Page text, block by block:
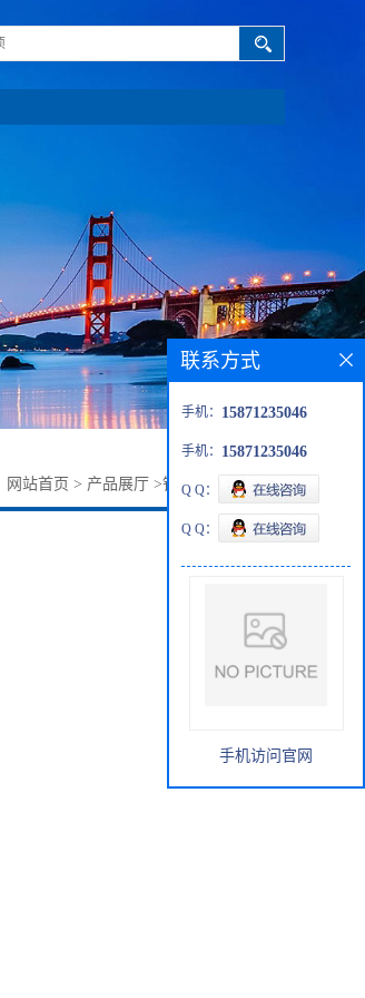
网站首页 > 产品展厅 >锂盐 > 单水硫酸锂
联系方式
手机： 15871235046
手机： 15871235046
Q Q：
Q Q：
手机访问官网